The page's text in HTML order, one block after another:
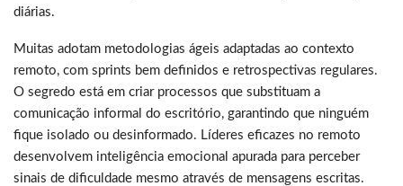
diárias.
Muitas adotam metodologias ágeis adaptadas ao contexto
remoto, com sprints bem definidos e retrospectivas regulares.
O segredo está em criar processos que substituam a
comunicação informal do escritório, garantindo que ninguém
fique isolado ou desinformado. Líderes eficazes no remoto
desenvolvem inteligência emocional apurada para perceber
sinais de dificuldade mesmo através de mensagens escritas.